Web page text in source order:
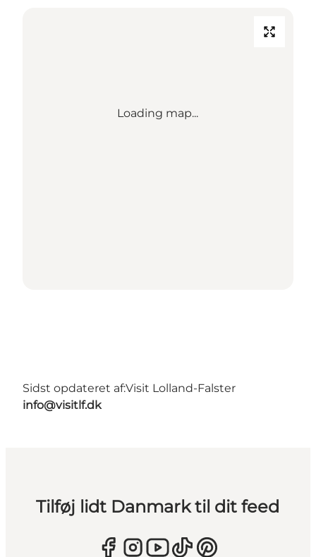
Loading map...
Sidst opdateret af:Visit Lolland-Falster
info@visitlf.dk
Tilføj lidt Danmark til dit feed